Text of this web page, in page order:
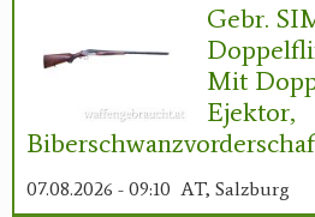
Gebr.
Mit
Ejektor,
07.08.2026 - 09:10 AT, Salzburg